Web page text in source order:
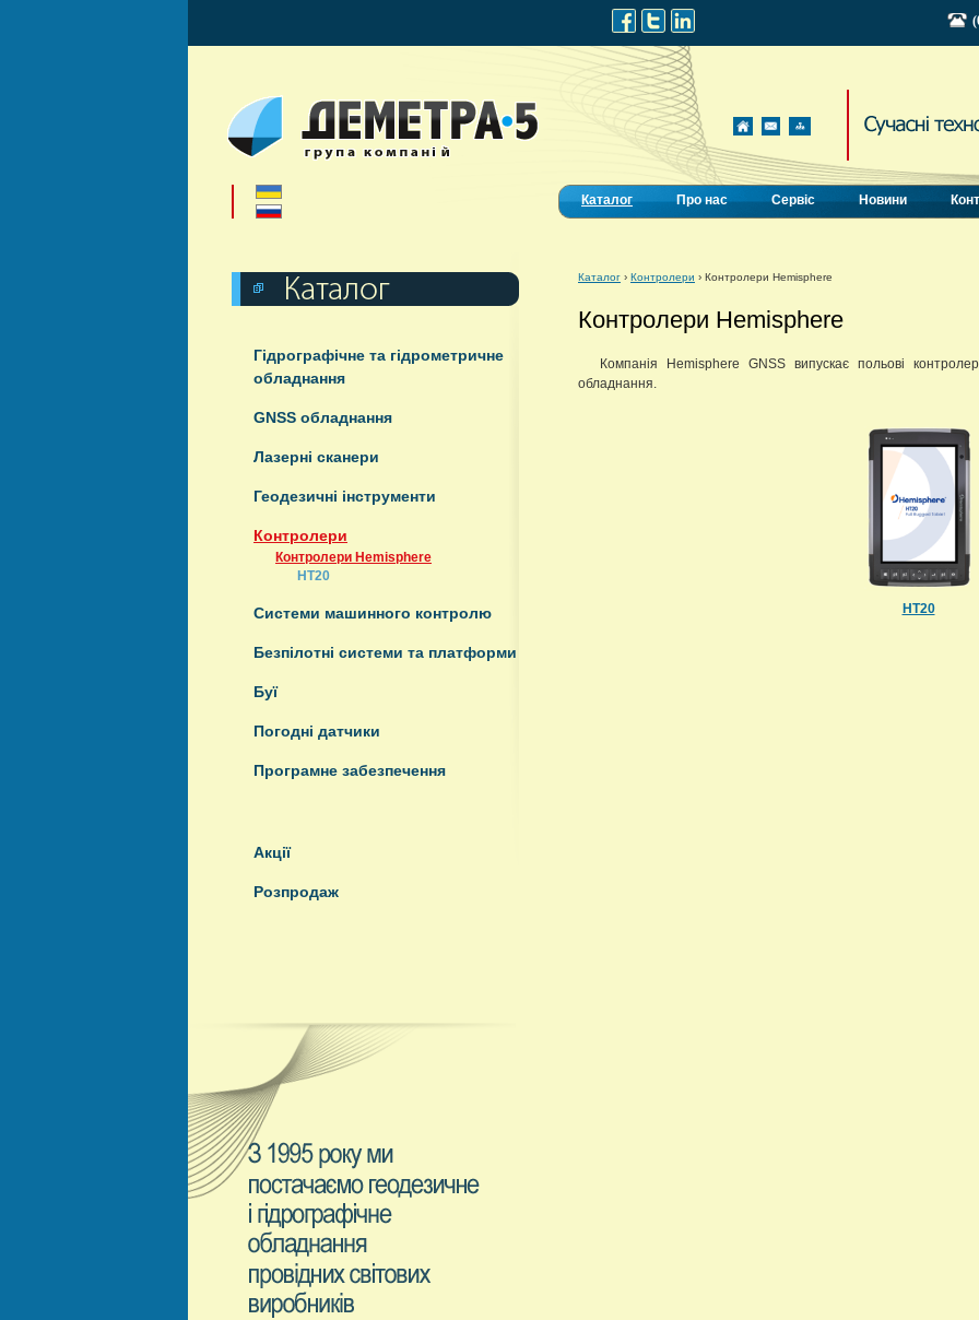
Каталог Про нас Сервіс Новини
Гідрографічне та гідрометричне
обладнання
GNSS обладнання
Лазерні сканери
Геодезичні інструменти
Контролери
Контролери Hemisphere
HT20
Системи машинного контролю
Безпілотні системи та платформи
Буї
Погодні датчики
Програмне забезпечення
Акції
Розпродаж
Каталог › Контролери › Контролери Hemisphere
Контролери Hemisphere
Компанія Hemisphere GNSS випускає польові
обладнання.
HT20